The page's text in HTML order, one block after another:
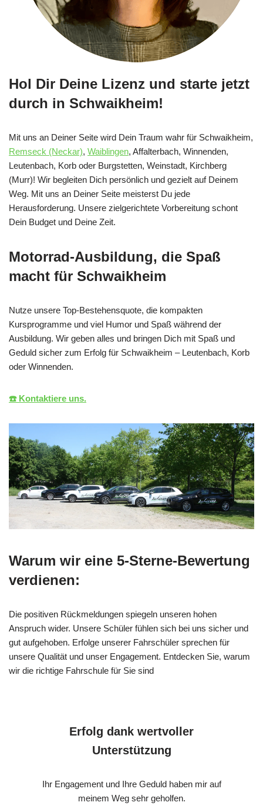
Hol Dir Deine Lizenz und starte jetzt
durch in Schwaikheim!
Mit uns an Deiner Seite wird Dein Traum wahr für Schwaikheim,
Remseck (Neckar), Waiblingen, Affalterbach, Winnenden,
Leutenbach, Korb oder Burgstetten, Weinstadt, Kirchberg
(Murr)! Wir begleiten Dich persönlich und gezielt auf Deinem
Weg. Mit uns an Deiner Seite meisterst Du jede
Herausforderung. Unsere zielgerichtete Vorbereitung schont
Dein Budget und Deine Zeit.
Motorrad-Ausbildung, die Spaß
macht für Schwaikheim
Nutze unsere Top-Bestehensquote, die kompakten
Kursprogramme und viel Humor und Spaß während der
Ausbildung. Wir geben alles und bringen Dich mit Spaß und
Geduld sicher zum Erfolg für Schwaikheim – Leutenbach, Korb
oder Winnenden.
☎️ Kontaktiere uns.
Warum wir eine 5-Sterne-Bewertung
verdienen:
Die positiven Rückmeldungen spiegeln unseren hohen
Anspruch wider. Unsere Schüler fühlen sich bei uns sicher und
gut aufgehoben. Erfolge unserer Fahrschüler sprechen für
unsere Qualität und unser Engagement. Entdecken Sie, warum
wir die richtige Fahrschule für Sie sind
Erfolg dank wertvoller
Unterstützung
Ihr Engagement und Ihre Geduld haben mir auf
meinem Weg sehr geholfen.